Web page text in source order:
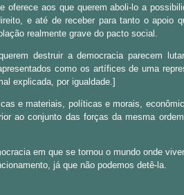
oferece aos que querem aboli-lo a
e até de receber para tanto o apoio
realmente grave do pacto social.
destruir a democracia parecem
como os artífices de uma
explicada, por igualdade.]
e materiais, políticas e morais,
ao conjunto das forças da mesma
em que se tornou o mundo onde
já que não podemos detê-la.